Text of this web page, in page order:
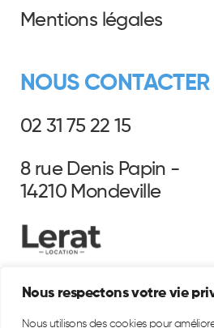
Nous respectons votre vie
Nous utilisons des cookies pour
Mentions légales
NOUS CONTACTER
02 31 75 22 15
8 rue Denis Papin -
14210 Mondeville